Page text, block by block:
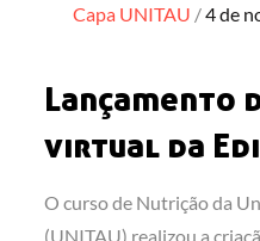
Capa UNITAU Posted
4 de
Lançamento
virtual da
O curso de Nutrição da
(UNITAU) realizou a